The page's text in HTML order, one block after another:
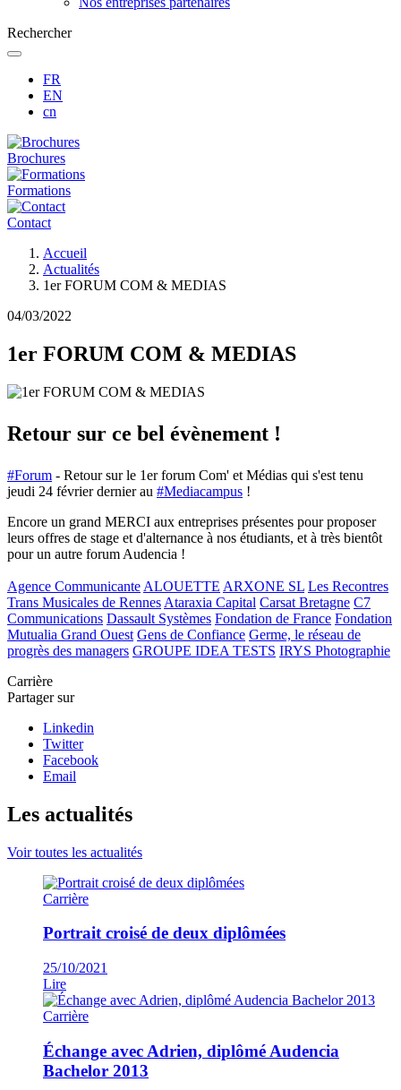
Rechercher
FR
EN
cn
Brochures
Formations
Contact
d'Ariane
Accueil
Actualités
1er FORUM COM & MEDIAS
04/03/2022
1er FORUM COM & MEDIAS
Retour sur ce bel évènement !
#Forum - Retour sur le 1er forum Com' et Médias qui s'est tenu
jeudi 24 février dernier au #Mediacampus !
Encore un grand MERCI aux entreprises présentes pour proposer
leurs offres de stage et d'alternance à nos étudiants, et à très bientôt
pour un autre forum Audencia !
Agence Communicante ALOUETTE ARXONE SL Les Recontres
Trans Musicales de Rennes Ataraxia Capital Carsat Bretagne C7
Communications Dassault Systèmes Fondation de France Fondation
Mutualia Grand Ouest Gens de Confiance Germe, le réseau de
progrès des managers GROUPE IDEA TESTS IRYS Photographie
Carrière
Partager sur
Linkedin
Twitter
Facebook
Email
Les actualités
Voir toutes les actualités
Carrière
Portrait croisé de deux diplômées
25/10/2021
Lire
Carrière
Échange avec Adrien, diplômé Audencia
Bachelor 2013